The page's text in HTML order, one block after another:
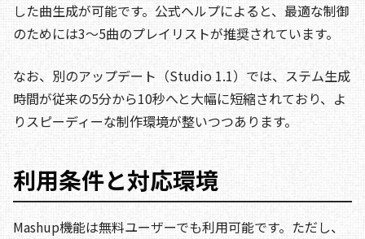
した曲生成が可能です。公式ヘルプによると、最適な制御
のためには3〜5曲のプレイリストが推奨されています。
なお、別のアップデート（Studio 1.1）では、ステム生成
時間が従来の5分から10秒へと大幅に短縮されており、よ
りスピーディーな制作環境が整いつつあります。
利用条件と対応環境
Mashup機能は無料ユーザーでも利用可能です。ただし、